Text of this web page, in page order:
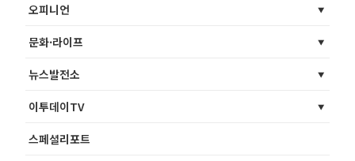
오피니언
문화·라이프
뉴스발전소
이투데이TV
스페셜리포트